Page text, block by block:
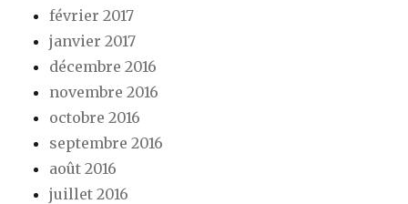
février 2017
janvier 2017
décembre 2016
novembre 2016
octobre 2016
septembre 2016
août 2016
juillet 2016